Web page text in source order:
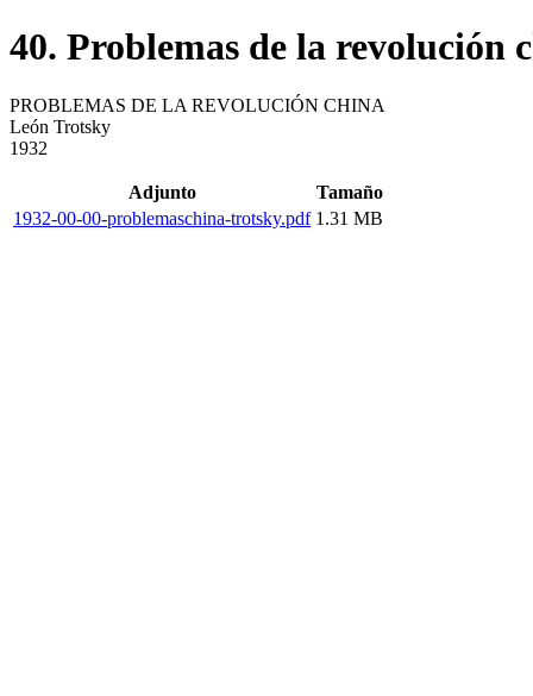
40. Problemas de la revolución
PROBLEMAS DE LA REVOLUCIÓN CHINA
León Trotsky
1932
Adjunto
Tamaño
1932-00-00-problemaschina-trotsky.pdf 1.31 MB